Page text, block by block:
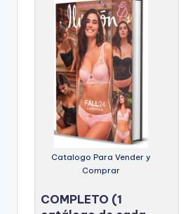
Catalogo Para Vender y
Comprar
COMPLETO (1